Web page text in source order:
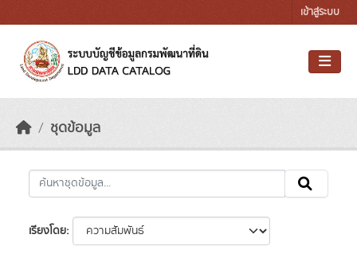
เข้าสู่ระบบ
ชุดข้อมูล
เรียงโดย